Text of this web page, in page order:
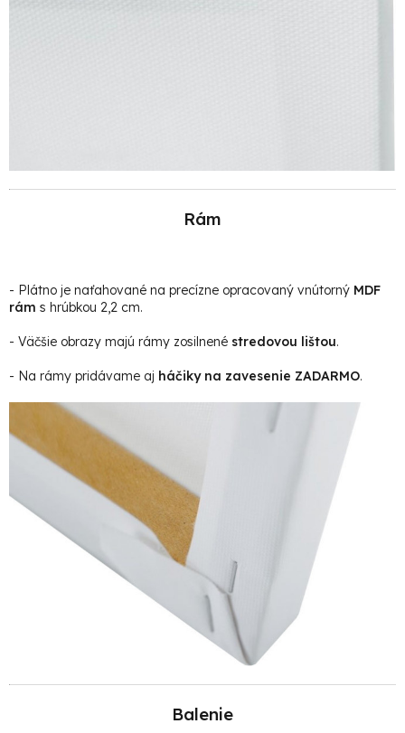
Rám
- Plátno je naťahované na precízne opracovaný vnútorný MDF
rám s hrúbkou 2,2 cm.
- Väčšie obrazy majú rámy zosilnené stredovou lištou.
- Na rámy pridávame aj háčiky na zavesenie ZADARMO.
Balenie